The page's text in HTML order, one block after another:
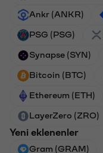
Ankr (ANKR)
PSG (PSG)
Synapse (SYN)
Bitcoin (BTC)
Ethereum (ETH)
LayerZero (ZRO)
Yeni eklenenler
Gram (GRAM)